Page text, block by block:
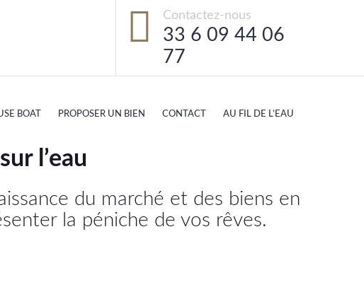
Contactez-nous
33 6 09 44 06
77
BOAT PROPOSER UN BIEN CONTACT AU FIL DE L’EAU
l’eau
du marché et des biens en
la péniche de vos rêves.